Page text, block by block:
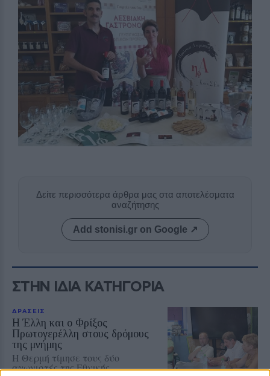
Δείτε περισσότερα άρθρα μας στα αποτελέσματα
αναζήτησης
Add stonisi.gr on Google ↗
ΣΤΗΝ ΙΔΙΑ ΚΑΤΗΓΟΡΙΑ
ΔΡΑΣΕΙΣ
Η Έλλη και ο Φρίξος
Πρωτογερέλλη στους δρόμους
της μνήμης
Η Θερμή τίμησε τους δύο
αγωνιστές της Εθνικής